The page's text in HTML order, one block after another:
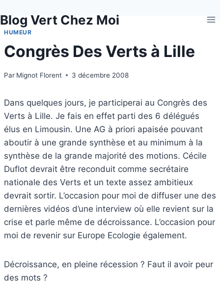
au
contenu
Blog Vert Chez Moi
HUMEUR
Congrès Des Verts à Lille
Par Mignot Florent 3 décembre 2008
Dans quelques jours, je participerai au Congrès des
Verts à Lille. Je fais en effet parti des 6 délégués
élus en Limousin. Une AG à priori apaisée pouvant
aboutir à une grande synthèse et au minimum à la
synthèse de la grande majorité des motions. Cécile
Duflot devrait être reconduit comme secrétaire
nationale des Verts et un texte assez ambitieux
devrait sortir. L’occasion pour moi de diffuser une des
dernières vidéos d’une interview où elle revient sur la
crise et parle même de décroissance. L’occasion pour
moi de revenir sur Europe Ecologie également.
Décroissance, en pleine récession ? Faut il avoir peur
des mots ?